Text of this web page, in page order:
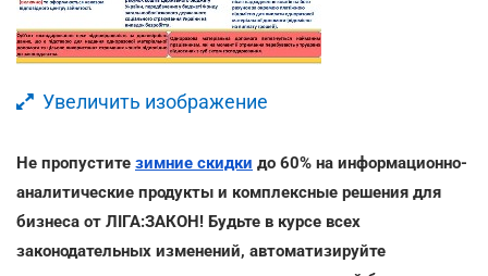
Увеличить изображение
Не пропустите зимние скидки до 60% на информационно-
аналитические продукты и комплексные решения для
бизнеса от ЛІГА:ЗАКОН! Будьте в курсе всех
законодательных изменений, автоматизируйте